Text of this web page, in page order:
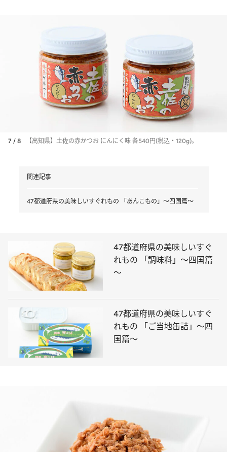
7 / 8 【高知県】土佐の赤かつお にんにく味 各540円(税込・120g)。
関連記事
47都道府県の美味しいすぐれもの 「あんこもの」～四国篇～
47都道府県の美味しいすぐ
れもの 「調味料」～四国篇
～
47都道府県の美味しいすぐ
れもの 「ご当地缶詰」～四
国篇～